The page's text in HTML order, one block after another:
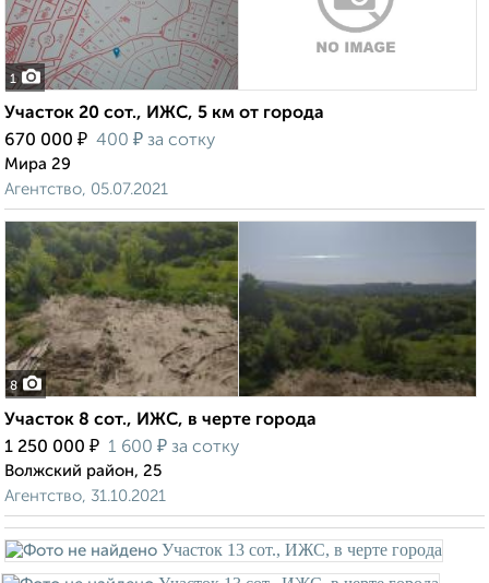
1
Участок 20 сот., ИЖС, 5 км от города
670 000 ₽ 400 ₽ за сотку
Мира 29
Агентство, 05.07.2021
8
Участок 8 сот., ИЖС, в черте города
1 250 000 ₽ 1 600 ₽ за сотку
Волжский район, 25
Агентство, 31.10.2021